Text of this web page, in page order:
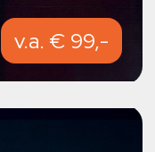
v.a. € 99,-